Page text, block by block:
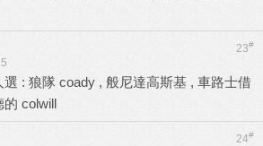
23#
: 狼隊 coady , 般尼達高斯基 , 車路士借
的 colwill
24#